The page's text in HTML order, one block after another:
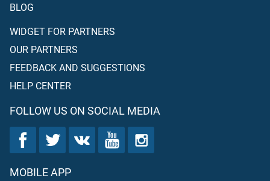
BLOG
WIDGET FOR PARTNERS
OUR PARTNERS
FEEDBACK AND SUGGESTIONS
HELP CENTER
FOLLOW US ON SOCIAL MEDIA
MOBILE APP